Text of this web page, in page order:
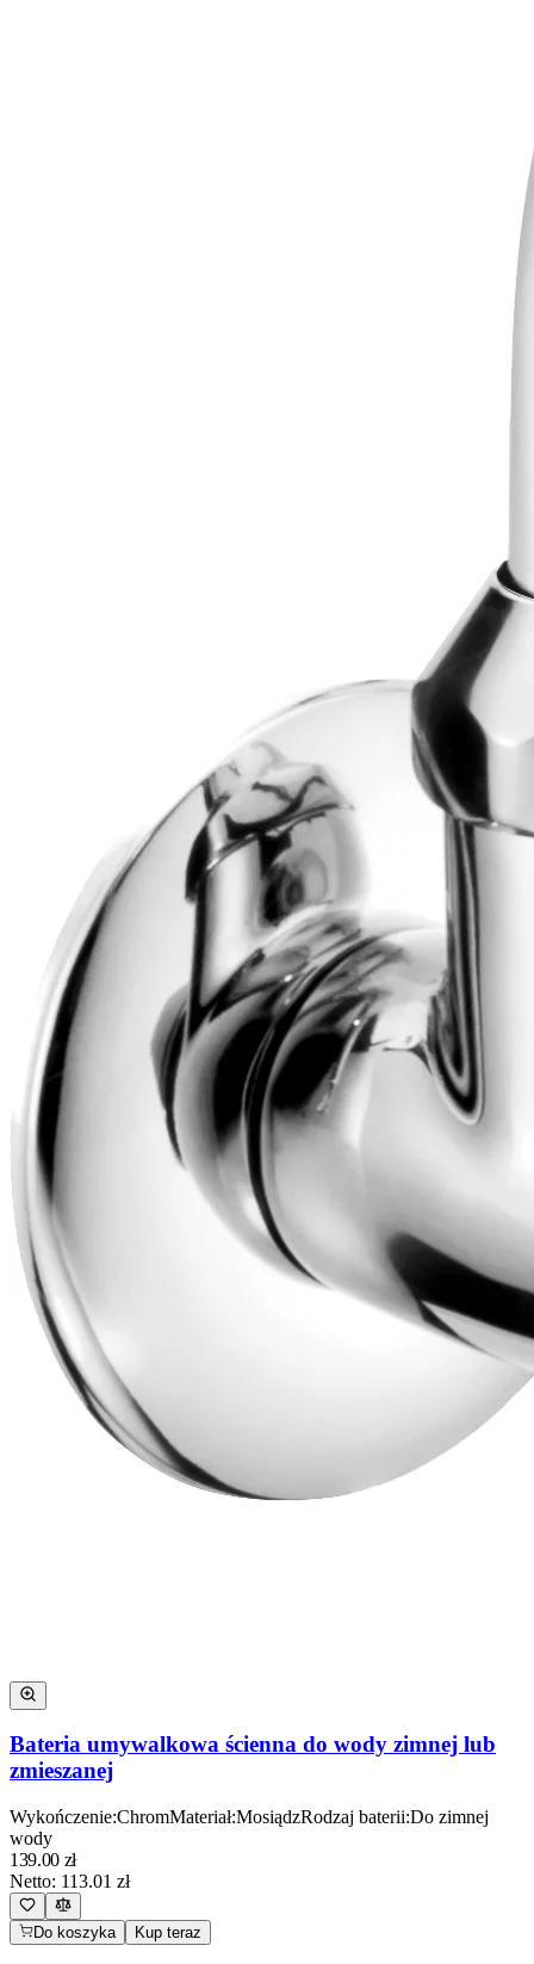
Bateria umywalkowa ścienna do wody zimnej lub
zmieszanej
Wykończenie:ChromMateriał:MosiądzRodzaj baterii:Do zimnej
wody
139.00 zł
Netto: 113.01 zł
Do koszyka Kup teraz